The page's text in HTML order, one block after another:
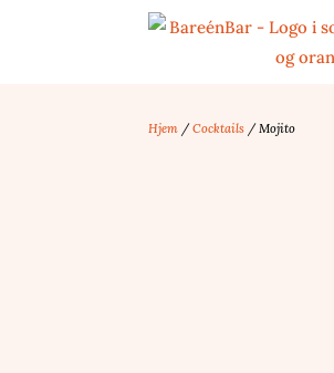
Hjem /Cocktails / Mojito